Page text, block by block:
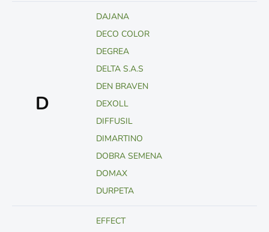
D
DAJANA
DECO COLOR
DEGREA
DELTA S.A.S
DEN BRAVEN
DEXOLL
DIFFUSIL
DIMARTINO
DOBRA SEMENA
DOMAX
DURPETA
EFFECT